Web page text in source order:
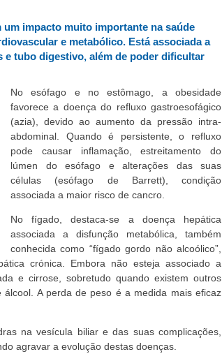
impacto muito importante na saúde
e metabólico. Está associada a
e tubo digestivo, além de poder dificultar
No esófago e no estômago, a obesidade
favorece a doença do refluxo gastroesofágico
(azia), devido ao aumento da pressão intra-
abdominal. Quando é persistente, o refluxo
pode causar inflamação, estreitamento do
lúmen do esófago e alterações das suas
células (esófago de Barrett), condição
associada a maior risco de cancro.
No fígado, destaca-se a doença hepática
associada a disfunção metabólica, também
conhecida como “fígado gordo não alcoólico”,
crónica. Embora não esteja associado a
e cirrose, sobretudo quando existem outros
A perda de peso é a medida mais eficaz
na vesícula biliar e das suas complicações,
agravar a evolução destas doenças.